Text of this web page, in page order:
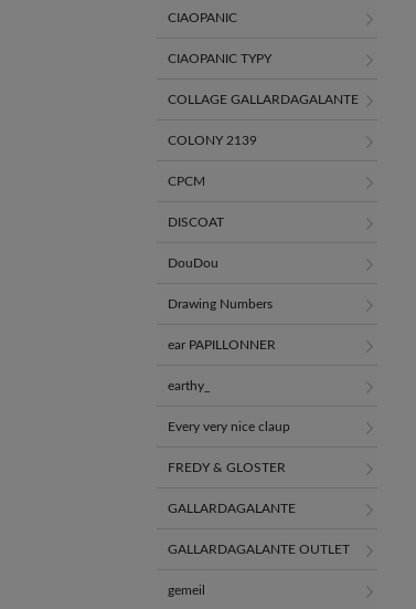
CIAOPANIC
CIAOPANIC TYPY
COLLAGE GALLARDAGALANTE
COLONY 2139
CPCM
DISCOAT
DouDou
Drawing Numbers
ear PAPILLONNER
earthy_
Every very nice claup
FREDY & GLOSTER
GALLARDAGALANTE
GALLARDAGALANTE OUTLET
gemeil